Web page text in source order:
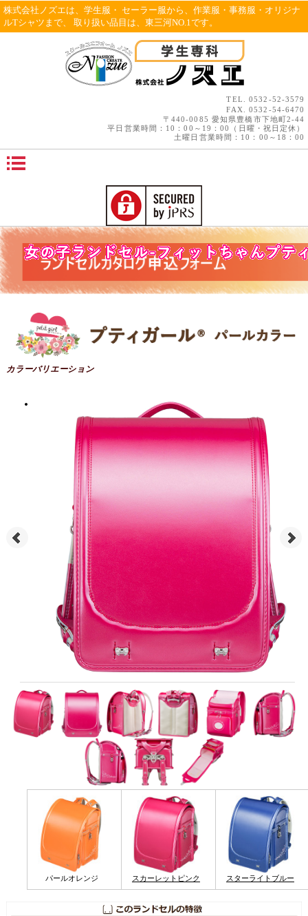
株式会社ノズエは、学生服・ セーラー服から、作業服・事務服・オリジナ
ルTシャツまで、 取り扱い品目は、東三河NO.1です。
TEL.0532-52-3579
FAX. 0532-54-6470
〒440-0085 愛知県豊橋市下地町2-44
平日営業時間：10：00～19：00（日曜・祝日定休）
土曜日営業時間：10：00～18：00
カラーバリエーション
パールオレンジ スカーレットピンク スターライトブルー